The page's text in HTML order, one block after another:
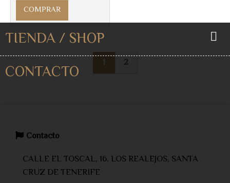
TIENDA / SHOP
CONTACTO
COMPRAR
1 2
Contacto
CALLE EL TOSCAL, 16, LOS REALEJOS, SANTA
CRUZ DE TENERIFE